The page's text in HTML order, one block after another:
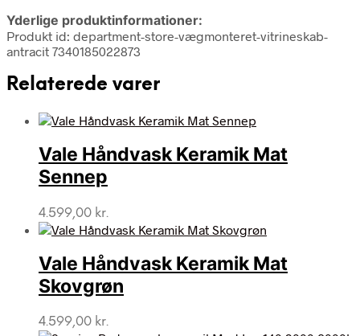
Yderlige produktinformationer:
Produkt id: department-store-vægmonteret-vitrineskab-
antracit 7340185022873
Relaterede varer
Vale Håndvask Keramik Mat
Sennep
4.599,00 kr.
Vale Håndvask Keramik Mat
Skovgrøn
4.599,00 kr.